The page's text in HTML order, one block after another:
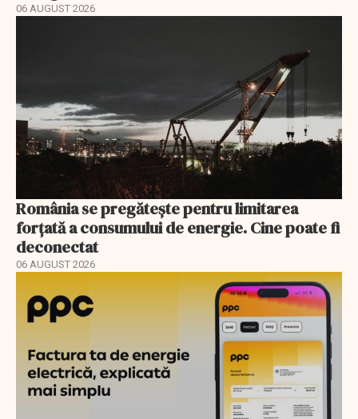
06 AUGUST 2026
România se pregătește pentru limitarea
forțată a consumului de energie. Cine poate fi
deconectat
06 AUGUST 2026